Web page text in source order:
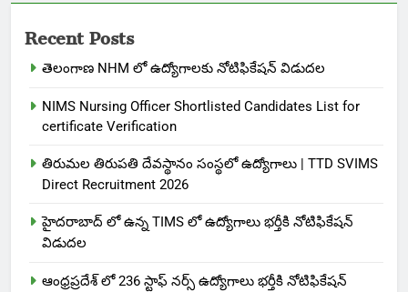
Recent Posts
తెలంగాణ NHM లో ఉద్యోగాలకు నోటిఫికేషన్ విడుదల
NIMS Nursing Officer Shortlisted Candidates List for
certificate Verification
తిరుమల తిరుపతి దేవస్థానం సంస్థలో ఉద్యోగాలు | TTD SVIMS
Direct Recruitment 2026
హైదరాబాద్ లో ఉన్న TIMS లో ఉద్యోగాలు భర్తీకి నోటిఫికేషన్
విడుదల
ఆంధ్రప్రదేశ్ లో 236 స్టాఫ్ నర్స్ ఉద్యోగాలు భర్తీకి నోటిఫికేషన్